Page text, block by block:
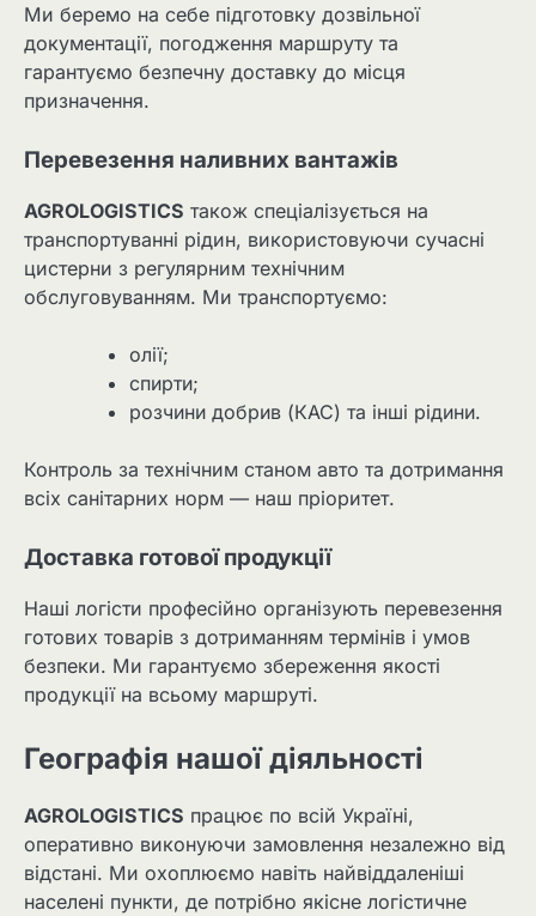
Ми беремо на себе підготовку дозвільної
документації, погодження маршруту та
гарантуємо безпечну доставку до місця
призначення.
Перевезення наливних вантажів
AGROLOGISTICS також спеціалізується на
транспортуванні рідин, використовуючи сучасні
цистерни з регулярним технічним
обслуговуванням. Ми транспортуємо:
олії;
спирти;
розчини добрив (КАС) та інші рідини.
Контроль за технічним станом авто та дотримання
всіх санітарних норм — наш пріоритет.
Доставка готової продукції
Наші логісти професійно організують перевезення
готових товарів з дотриманням термінів і умов
безпеки. Ми гарантуємо збереження якості
продукції на всьому маршруті.
Географія нашої діяльності
AGROLOGISTICS працює по всій Україні,
оперативно виконуючи замовлення незалежно від
відстані. Ми охоплюємо навіть найвіддаленіші
населені пункти, де потрібно якісне логістичне